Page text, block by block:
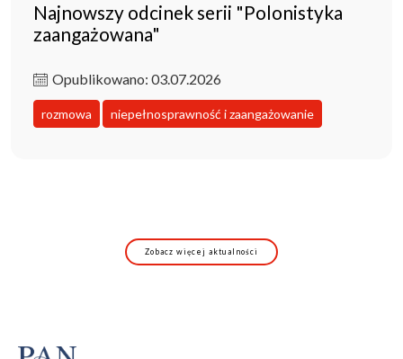
Najnowszy odcinek serii "Polonistyka
zaangażowana"
Opublikowano: 03.07.2026
rozmowa niepełnosprawność i zaangażowanie
Zobacz więcej aktualności